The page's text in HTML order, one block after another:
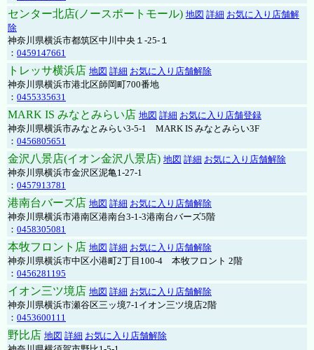
センター北店(ノースポートモール) 地図 詳細 お気に入り店舗解
除
神奈川県横浜市都筑区中川中央１-25-１
： 0459147661
トレッサ横浜店 地図 詳細 お気に入り店舗解除
神奈川県横浜市港北区師岡町700番地
： 0455335631
MARK IS みなとみらい店 地図 詳細 お気に入り店舗登録
神奈川県横浜市みなとみらい3-5-1 MARK IS みなとみらい3F
： 0456805651
金沢八景店(イオン金沢八景店) 地図 詳細 お気に入り店舗解除
神奈川県横浜市金沢区泥亀1-27-1
： 0457913781
港南台バーズ店 地図 詳細 お気に入り店舗解除
神奈川県横浜市港南区港南台3-1-3港南台バーズ5階
： 0458305081
本牧フロント店 地図 詳細 お気に入り店舗解除
神奈川県横浜市中区小港町2丁目100-4 本牧フロント 2階
： 0456281195
イオン三ツ境店 地図 詳細 お気に入り店舗解除
神奈川県横浜市瀬谷区三ッ境7-1イオン三ツ境店2階
： 0453600111
野比店 地図 詳細 お気に入り店舗解除